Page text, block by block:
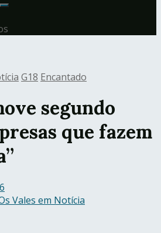
G18 Encantado
segundo
que fazem
Vales em Notícia